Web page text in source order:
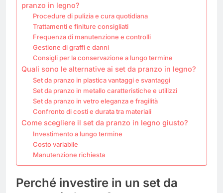
pranzo in legno?
Procedure di pulizia e cura quotidiana
Trattamenti e finiture consigliati
Frequenza di manutenzione e controlli
Gestione di graffi e danni
Consigli per la conservazione a lungo termine
Quali sono le alternative ai set da pranzo in legno?
Set da pranzo in plastica vantaggi e svantaggi
Set da pranzo in metallo caratteristiche e utilizzi
Set da pranzo in vetro eleganza e fragilità
Confronto di costi e durata tra materiali
Come scegliere il set da pranzo in legno giusto?
Investimento a lungo termine
Costo variabile
Manutenzione richiesta
Perché investire in un set da